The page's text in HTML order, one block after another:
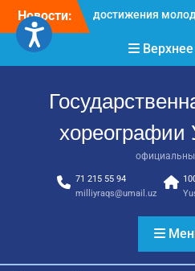
Перейти
содержимому
Новости:
Международное
Международное
признание и новые
хореографов!
Международное
признание и новые
достижения
хореографии
71 215 55 94
milliyraqs@umail.uz